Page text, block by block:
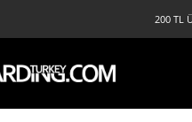
200 TL